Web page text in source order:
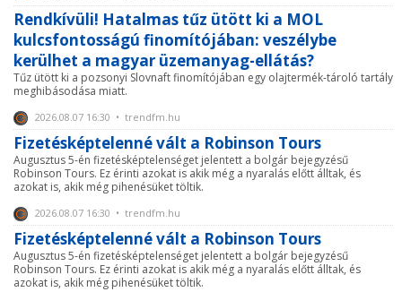
Rendkívüli! Hatalmas tűz ütött ki a MOL
kulcsfontosságú finomítójában: veszélybe
kerülhet a magyar üzemanyag-ellátás?
Tűz ütött ki a pozsonyi Slovnaft finomítójában egy olajtermék-tároló tartály
meghibásodása miatt.
2026.08.07 16:30 • trendfm.hu
Fizetésképtelenné vált a Robinson Tours
Augusztus 5-én fizetésképtelenséget jelentett a bolgár bejegyzésű
Robinson Tours. Ez érinti azokat is akik még a nyaralás előtt álltak, és
azokat is, akik még pihenésüket töltik.
2026.08.07 16:30 • trendfm.hu
Fizetésképtelenné vált a Robinson Tours
Augusztus 5-én fizetésképtelenséget jelentett a bolgár bejegyzésű
Robinson Tours. Ez érinti azokat is akik még a nyaralás előtt álltak, és
azokat is, akik még pihenésüket töltik.